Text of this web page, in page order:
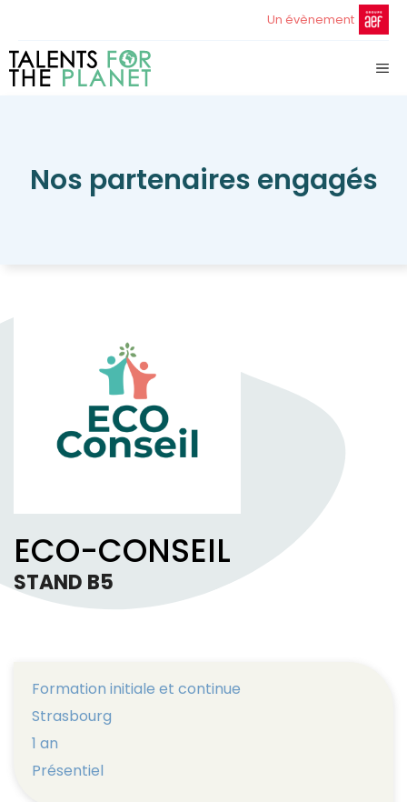
Un évènement
Nos partenaires engagés
ECO-CONSEIL
STAND B5
Formation initiale et continue
Strasbourg
1 an
Présentiel